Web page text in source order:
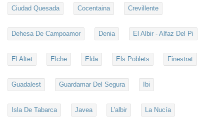
Ciudad Quesada Cocentaina Crevillente
Dehesa De Campoamor Denia El Albir - Alfaz Del Pi
El Altet Elche Elda Els Poblets Finestrat
Guadalest Guardamar Del Segura Ibi
Isla De Tabarca Javea L'albir La Nucía